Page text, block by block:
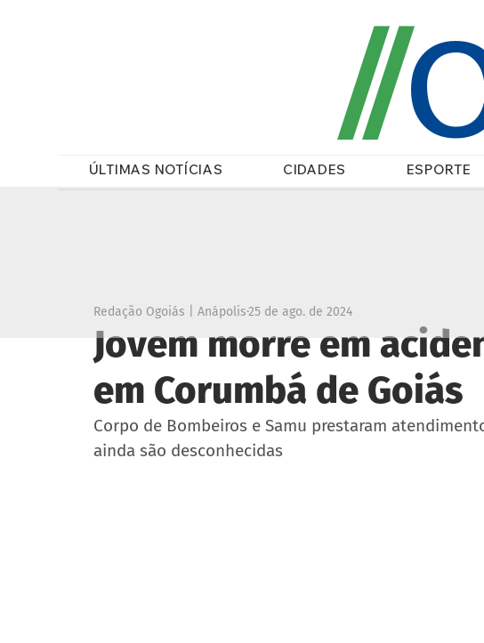
ÚLTIMAS NOTÍCIAS CIDADES ESPORTE
//
Jovem morre em
em Corumbá de Goiás
Redação Ogoiás | Anápolis25 de ago. de 2024
Corpo de Bombeiros e Samu prestaram
ainda são desconhecidas